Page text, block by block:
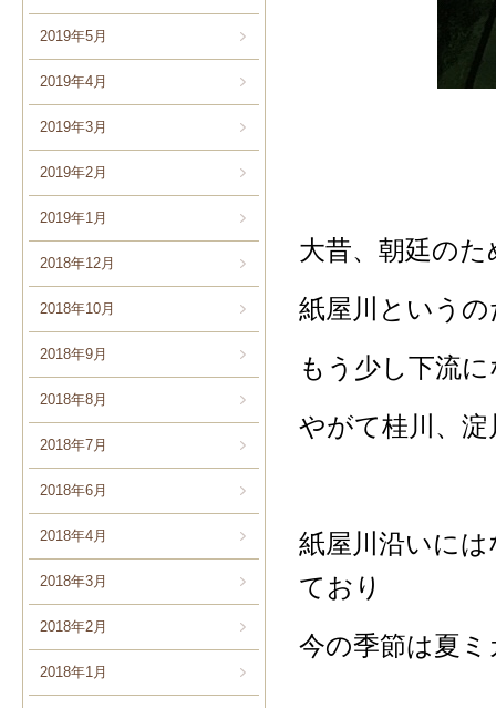
2019年5月
2019年4月
2019年3月
2019年2月
2019年1月
2018年12月
2018年10月
2018年9月
2018年8月
2018年7月
2018年6月
2018年4月
2018年3月
2018年2月
2018年1月
大昔、朝廷の
紙屋川という
もう少し下流
やがて桂川、
紙屋川沿いに
ており
今の季節は夏